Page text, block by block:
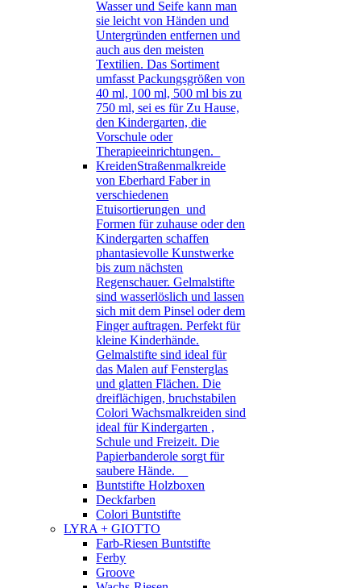
Wasser und Seife kann man
sie leicht von Händen und
Untergründen entfernen und
auch aus den meisten
Textilien. Das Sortiment
umfasst Packungsgrößen von
40 ml, 100 ml, 500 ml bis zu
750 ml, sei es für Zu Hause,
den Kindergarten, die
Vorschule oder
Therapieeinrichtungen.
KreidenStraßenmalkreide
von Eberhard Faber in
verschiedenen
Etuisortierungen und
Formen für zuhause oder den
Kindergarten schaffen
phantasievolle Kunstwerke
bis zum nächsten
Regenschauer. Gelmalstifte
sind wasserlöslich und lassen
sich mit dem Pinsel oder dem
Finger auftragen. Perfekt für
kleine Kinderhände.
Gelmalstifte sind ideal für
das Malen auf Fensterglas
und glatten Flächen. Die
dreiflächigen, bruchstabilen
Colori Wachsmalkreiden sind
ideal für Kindergarten ,
Schule und Freizeit. Die
Papierbanderole sorgt für
saubere Hände.
Buntstifte Holzboxen
Deckfarben
Colori Buntstifte
LYRA + GIOTTO
Farb-Riesen Buntstifte
Ferby
Groove